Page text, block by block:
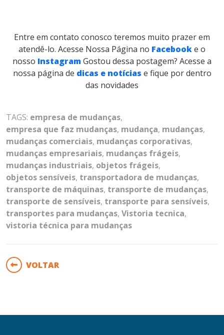
Entre em contato conosco teremos muito prazer em
atendê-lo. Acesse Nossa Página no Facebooke o
nosso InstagramGostou dessa postagem? Acesse a
nossa página de dicas e notícias e fique por dentro
das novidades
TAGS: empresa de mudanças,
empresa que faz mudanças, mudança, mudanças,
mudanças comerciais, mudanças corporativas,
mudanças empresariais, mudanças frágeis,
mudanças industriais, objetos frágeis,
objetos sensíveis, transportadora de mudanças,
transporte de máquinas, transporte de mudanças,
transporte de sensíveis, transporte para sensíveis,
transportes para mudanças, Vistoria tecnica,
vistoria técnica para mudanças
VOLTAR